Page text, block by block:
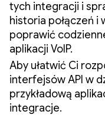
tych integracji i
historia połączeń i
poprawić
aplikacji VoIP.
Aby ułatwić Ci
interfejsów API w
przykładową
integracje.